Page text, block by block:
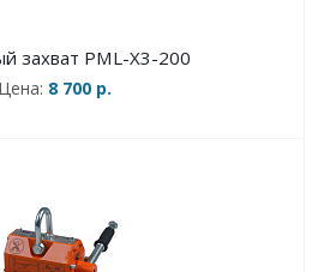
захват PML-X3-200
Цена: 8 700 р.